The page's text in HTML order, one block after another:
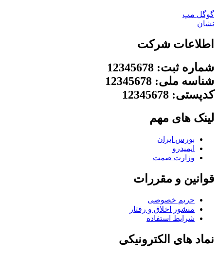
گوگل مپ
نشان
اطلاعات شرکت
شماره ثبت: 12345678
شناسه ملی: 12345678
کدپستی: 12345678
لینک های مهم
بورس ایران
ایمیدرو
وزارت صمت
قوانین و مقررات
حریم خصوصی
منشور اخلاق و رفتار
شرایط استفاده
نماد های الکترونیکی